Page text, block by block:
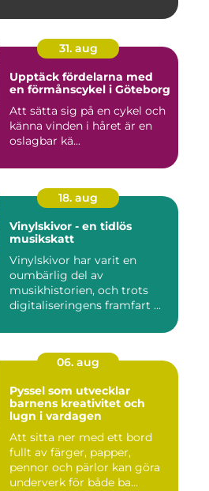
31. aug
Upptäck fördelarna med
en förmånscykel i Göteborg
Att sätta sig på en cykel och
känna vinden i håret är en
oslagbar kä...
18. aug
Vinylskivor - en tidlös
musikskatt
Vinylskivor har varit en
oumbärlig del av
musikhistorien, och trots
digitaliseringens framfart ...
06. aug
Pyssel som utvecklar
barnens kreativitet och
lugn i vardagen
Att sitta ner med ett bord
fullt av färger, papper,
pennor och pärlor kan göra
underverk för både ba...